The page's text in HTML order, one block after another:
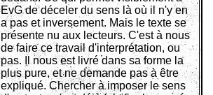
EvG de déceler du sens là où il n'y en
a pas et inversement. Mais le texte se
présente nu aux lecteurs. C'est à nous
de faire ce travail d'interprétation, ou
pas. Il nous est livré dans sa forme la
plus pure, et ne demande pas à être
expliqué. Chercher à imposer le sens